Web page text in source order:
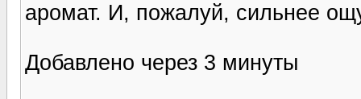
аромат. И, пожалуй, сильнее
Добавлено через 3 минуты